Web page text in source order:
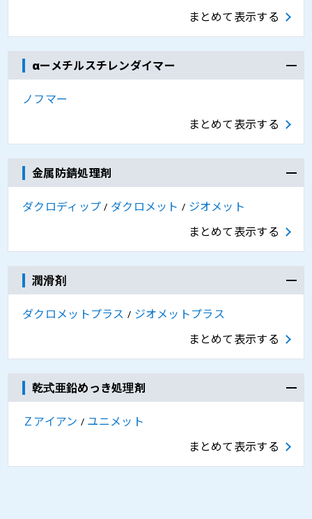
まとめて表示する
αーメチルスチレンダイマー
ノフマー
まとめて表示する
金属防錆処理剤
ダクロディップ / ダクロメット / ジオメット
まとめて表示する
潤滑剤
ダクロメットプラス / ジオメットプラス
まとめて表示する
乾式亜鉛めっき処理剤
Ｚアイアン / ユニメット
まとめて表示する